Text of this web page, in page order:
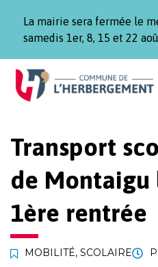
La mairie sera fermée le
samedis 1er, 8, 15 et 22
Aller
Aller
contenu
Aller
pied
Transport
de Montaigu
1ère rentrée
MOBILITÉ, SCOLAIRE